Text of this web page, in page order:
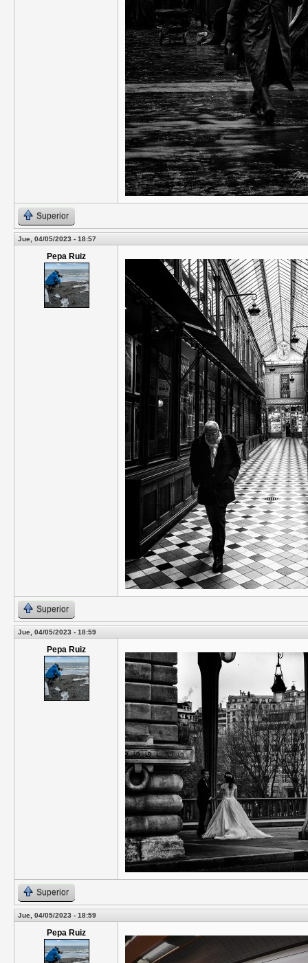
Superior
Jue, 04/05/2023 - 18:57
Pepa Ruiz
Superior
Jue, 04/05/2023 - 18:59
Pepa Ruiz
Superior
Jue, 04/05/2023 - 18:59
Pepa Ruiz